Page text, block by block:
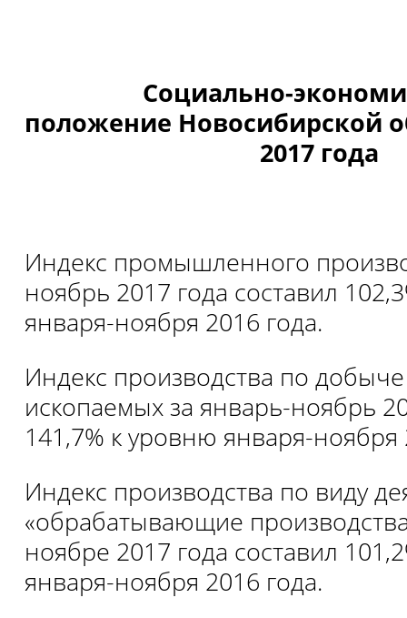
Социально-
положение Новосибирской
2017 года
Индекс промышленного
ноябрь 2017 года составил
января-ноября 2016 года.
Индекс производства по
ископаемых за январь-ноябрь
141,7% к уровню января-ноября
Индекс производства по виду
«обрабатывающие
ноябре 2017 года составил
января-ноября 2016 года.